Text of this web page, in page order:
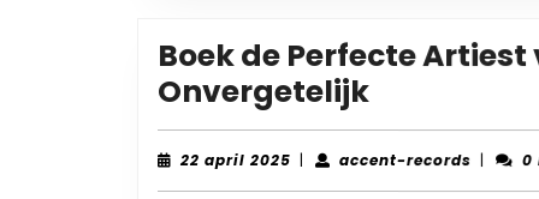
Boek de Perfecte
OnvergetelijkBoek
de
Perfecte
22 april 2025 22| accent-records accent-
| 0